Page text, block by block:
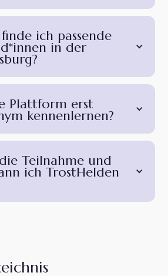
ich passende
in der
Plattform erst
kennenlernen?
Teilnahme und
ich TrostHelden